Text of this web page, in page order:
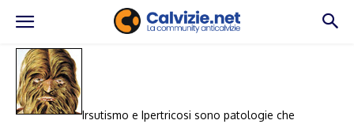
Irsutismo e Ipertricosi sono patologie che